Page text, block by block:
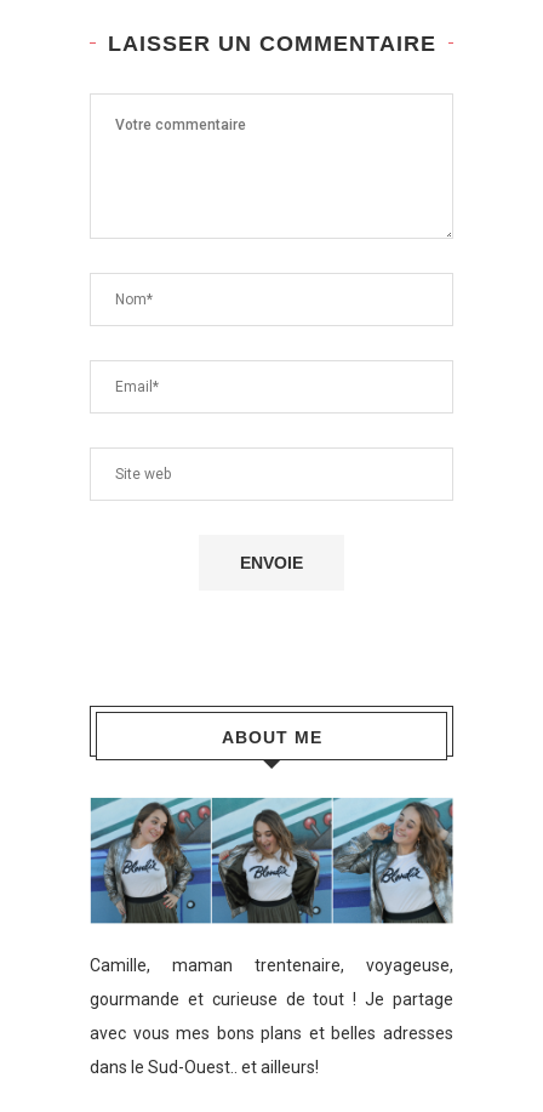
LAISSER UN COMMENTAIRE
ABOUT ME
Camille, maman trentenaire, voyageuse,
gourmande et curieuse de tout ! Je partage
avec vous mes bons plans et belles adresses
dans le Sud-Ouest.. et ailleurs!